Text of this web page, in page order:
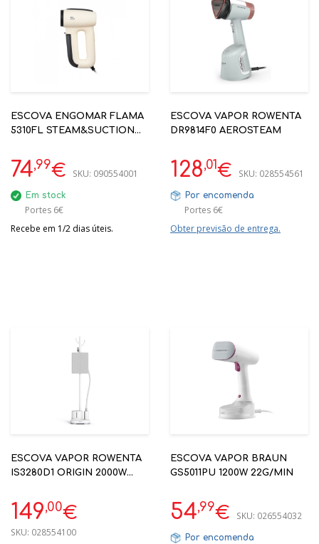
ESCOVA ENGOMAR FLAMA
5310FL STEAM&SUCTION
74,99€ SKU: 090554001
Em stock
Portes 6€
Recebe em 1/2 dias úteis.
ESCOVA VAPOR ROWENTA
DR9814F0 AEROSTEAM
128,01€ SKU: 028554561
Por encomenda
Portes 6€
Obter previsão de entrega.
ESCOVA VAPOR ROWENTA
IS3280D1 ORIGIN 2000W
149,00€
SKU: 028554100
ESCOVA VAPOR BRAUN
GS5011PU 1200W 22G/MIN
54,99€ SKU: 026554032
Por encomenda